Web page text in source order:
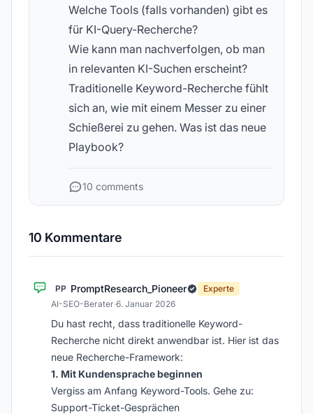
Welche Tools (falls vorhanden) gibt es
für KI-Query-Recherche?
Wie kann man nachverfolgen, ob man
in relevanten KI-Suchen erscheint?
Traditionelle Keyword-Recherche fühlt
sich an, wie mit einem Messer zu einer
Schießerei zu gehen. Was ist das neue
Playbook?
10 comments
10 Kommentare
PP PromptResearch_Pioneer
Experte
AI-SEO-Berater·6. Januar 2026
Du hast recht, dass traditionelle Keyword-
Recherche nicht direkt anwendbar ist. Hier ist das
neue Recherche-Framework:
1. Mit Kundensprache beginnen
Vergiss am Anfang Keyword-Tools. Gehe zu:
Support-Ticket-Gesprächen